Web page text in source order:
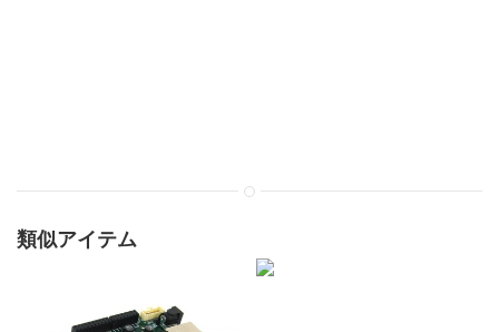
類似アイテム